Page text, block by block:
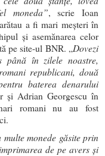
moneda”, scrie Ioan
a fi mari meşteri în
şi asemănarea celor
pe site-ul BNR. „Dovezi
până în zilele noastre,
republicani, două
baterea denarului
şi Adrian Georgescu în
romani nu au fost
monede găsite prin
de pe avers şi